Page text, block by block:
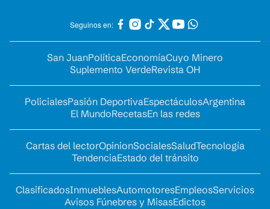
Seguinos en:
San JuanPolíticaEconomíaCuyo Minero
Suplemento VerdeRevista OH
PolicialesPasión DeportivaEspectáculosArgentina
El MundoRecetasEn las redes
Cartas del lectorOpinionSocialesSaludTecnología
TendenciaEstado del tránsito
ClasificadosInmueblesAutomotoresEmpleosServicios
Avisos Fúnebres y MisasEdictos